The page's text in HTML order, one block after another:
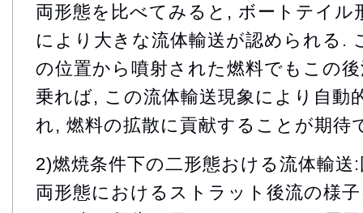
両形態を比べてみると, ボートテイル
により大きな流体輸送が認められる.
の位置から噴射された燃料でもこの
乗れば, この流体輸送現象により自動
れ, 燃料の拡散に貢献することが期待
2)燃焼条件下の二形態おける流体輸送
両形態におけるストラット後流の様